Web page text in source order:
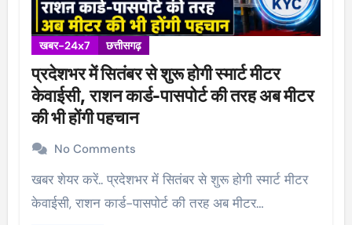
खबर-24x7 छत्तीसगढ़
प्रदेशभर में सितंबर से शुरू होगी स्मार्ट मीटर
केवाईसी, राशन कार्ड-पासपोर्ट की तरह अब मीटर
की भी होंगी पहचान
No Comments
खबर शेयर करें.. प्रदेशभर में सितंबर से शुरू होगी स्मार्ट मीटर
केवाईसी, राशन कार्ड-पासपोर्ट की तरह अब मीटर…